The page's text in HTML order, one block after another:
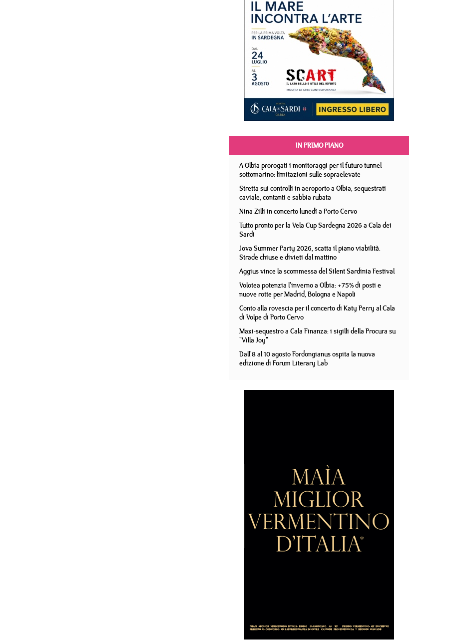
IN PRIMO PIANO
A Olbia prorogati i monitoraggi per il futuro tunnel
sottomarino: limitazioni sulle sopraelevate
Stretta sui controlli in aeroporto a Olbia, sequestrati
caviale, contanti e sabbia rubata
Nina Zilli in concerto lunedì a Porto Cervo
Tutto pronto per la Vela Cup Sardegna 2026 a Cala dei
Sardi
Jova Summer Party 2026, scatta il piano viabilità.
Strade chiuse e divieti dal mattino
Aggius vince la scommessa del Silent Sardinia Festival
Volotea potenzia l'inverno a Olbia: +75% di posti e
nuove rotte per Madrid, Bologna e Napoli
Conto alla rovescia per il concerto di Katy Perry al Cala
di Volpe di Porto Cervo
Maxi-sequestro a Cala Finanza: i sigilli della Procura su
"Villa Joy"
Dall'8 al 10 agosto Fordongianus ospita la nuova
edizione di Forum Literary Lab